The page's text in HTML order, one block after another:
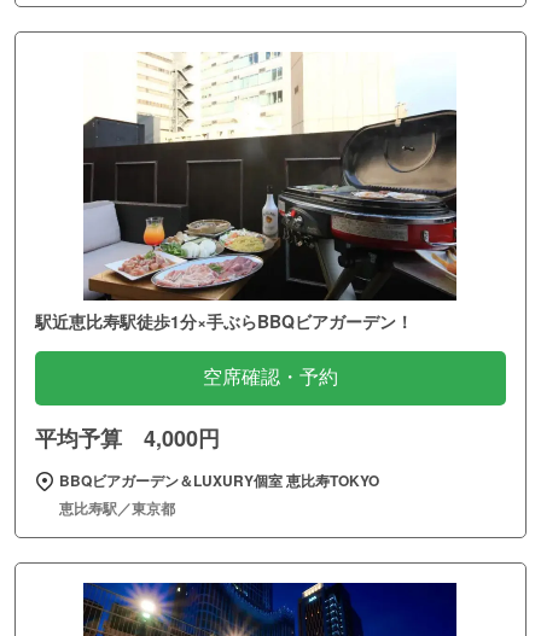
駅近恵比寿駅徒歩1分×手ぶらBBQビアガーデン！
空席確認・予約
平均予算 4,000円
BBQビアガーデン＆LUXURY個室 恵比寿TOKYO
恵比寿駅／東京都